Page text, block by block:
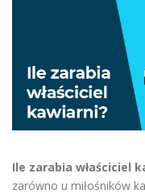
Ile zarabia właściciel
zarówno u miłośników